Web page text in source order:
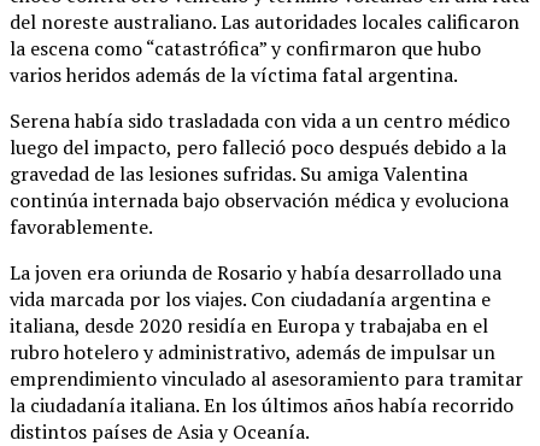
del noreste australiano. Las autoridades locales calificaron
la escena como “catastrófica” y confirmaron que hubo
varios heridos además de la víctima fatal argentina.
Serena había sido trasladada con vida a un centro médico
luego del impacto, pero falleció poco después debido a la
gravedad de las lesiones sufridas. Su amiga Valentina
continúa internada bajo observación médica y evoluciona
favorablemente.
La joven era oriunda de Rosario y había desarrollado una
vida marcada por los viajes. Con ciudadanía argentina e
italiana, desde 2020 residía en Europa y trabajaba en el
rubro hotelero y administrativo, además de impulsar un
emprendimiento vinculado al asesoramiento para tramitar
la ciudadanía italiana. En los últimos años había recorrido
distintos países de Asia y Oceanía.